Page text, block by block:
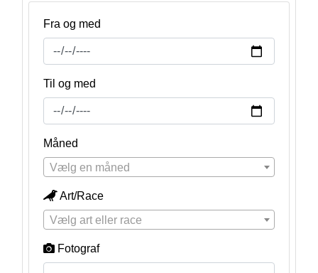
Fra og med
Til og med
Måned
Vælg en måned
Art/Race
Vælg art eller race
Fotograf